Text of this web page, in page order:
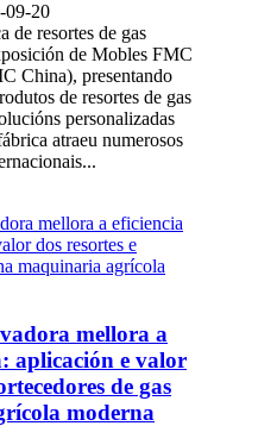
09-20
de resortes de gas
de Mobles FMC
China), presentando
de resortes de gas
personalizadas
atraeu numerosos
mellora a
aplicación e valor
de gas
moderna